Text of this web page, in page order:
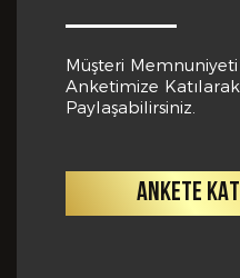
Müşteri
Anketimize
Paylaşabilirsiniz.
ANKETE